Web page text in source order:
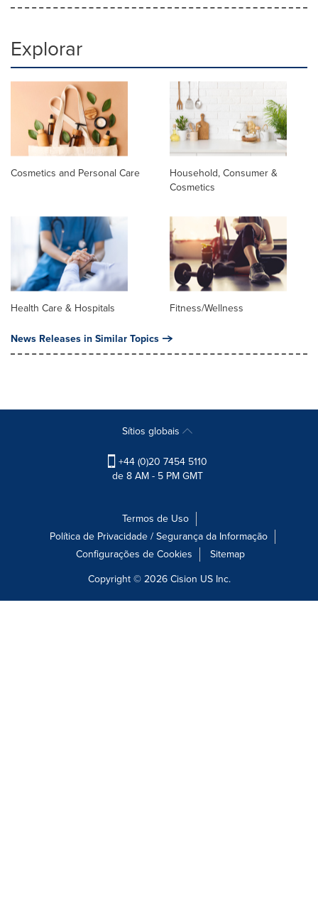
Explorar
Cosmetics and Personal Care
Household, Consumer &
Cosmetics
Health Care & Hospitals Fitness/Wellness
News Releases in Similar Topics
Sítios globais
+44 (0)20 7454 5110
de 8 AM - 5 PM GMT
Termos de Uso
Política de Privacidade / Segurança da Informação
Configurações de Cookies
Sitemap
Copyright © 2026Cision US Inc.